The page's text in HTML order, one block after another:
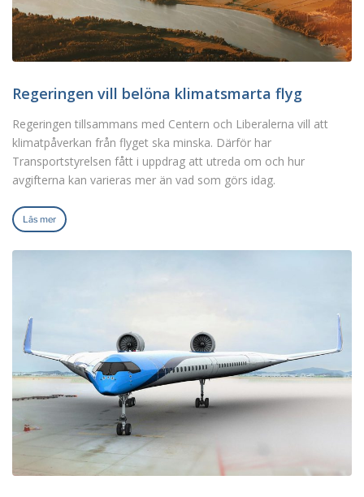
Regeringen vill belöna klimatsmarta flyg
Regeringen tillsammans med Centern och Liberalerna vill att
klimatpåverkan från flyget ska minska. Därför har
Transportstyrelsen fått i uppdrag att utreda om och hur
avgifterna kan varieras mer än vad som görs idag.
Läs mer